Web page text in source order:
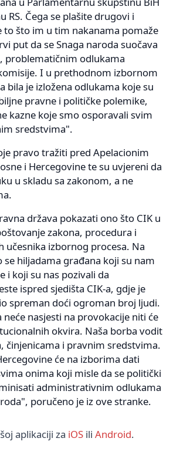
RS. Čega se plašite drugovi i
to što im u tim nakanama pomaže
put da se Snaga naroda suočava
problematičnim odlukama
I u prethodnom izbornom
bila je izložena odlukama koje su
pravne i političke polemike,
kazne koje smo osporavali svim
sredstvima".
pravo tražiti pred Apelacionim
i Hercegovine te su uvjereni da
u skladu sa zakonom, a ne
država pokazati ono što CIK u
zakona, procedura i
učesnika izbornog procesa. Na
hiljadama građana koji su nam
i koji su nas pozivali da
ispred sjedišta CIK-a, gdje je
spreman doći ogroman broj ljudi.
nasjesti na provokacije niti će
okvira. Naša borba vodit
činjenicama i pravnim sredstvima.
će na izborima dati
onima koji misle da se politički
administrativnim odlukama
poručeno je iz ove stranke.
aplikaciji za iOS ili Android.